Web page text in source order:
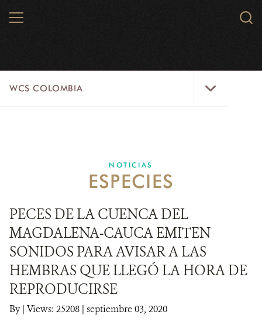
MENU
WCS COLOMBIA
EJES ESTRATÉGICOS
LÍNEAS DE ACCIÓN
MICROSITIOS
NOTICIAS
WCS VISUAL
NOTICIAS
ESPECIES
PECES DE LA CUENCA DEL
MAGDALENA-CAUCA EMITEN
SONIDOS PARA AVISAR A LAS
HEMBRAS QUE LLEGÓ LA HORA DE
REPRODUCIRSE
By| Views: 25208 | septiembre 03, 2020